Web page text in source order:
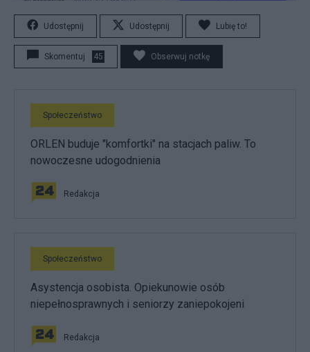
Udostępnij Udostępnij Lubię to!
Skomentuj 45 Obserwuj notkę
Społeczeństwo
ORLEN buduje "komfortki" na stacjach paliw. To
nowoczesne udogodnienia
Redakcja
Społeczeństwo
Asystencja osobista. Opiekunowie osób
niepełnosprawnych i seniorzy zaniepokojeni
Redakcja